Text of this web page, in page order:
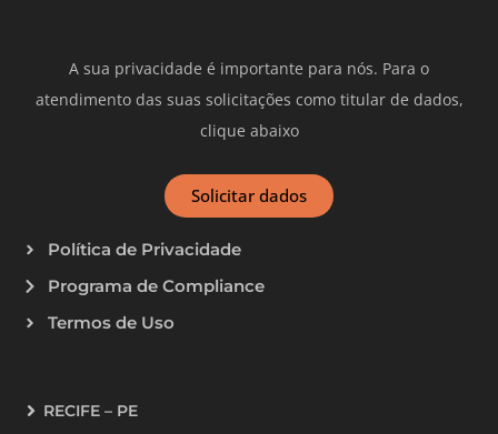
A sua privacidade é importante para nós. Para o
atendimento das suas solicitações como titular de dados,
clique abaixo
Solicitar dados
Política de Privacidade
Programa de Compliance
Termos de Uso
RECIFE – PE